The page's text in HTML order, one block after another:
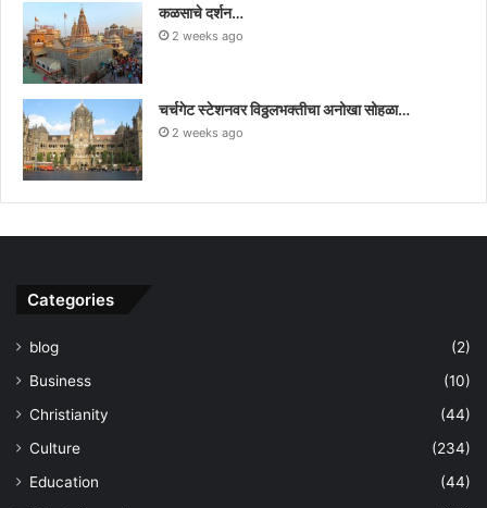
कळसाचे दर्शन…
2 weeks ago
चर्चगेट स्टेशनवर विठ्ठलभक्तीचा अनोखा सोहळा…
2 weeks ago
Categories
blog
(2)
Business
(10)
Christianity
(44)
Culture
(234)
Education
(44)